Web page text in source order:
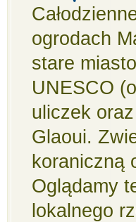
ogrodach
stare
UNESCO
uliczek
Glaoui.
koraniczną
Oglądamy
lokalnego